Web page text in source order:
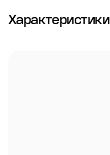
Характеристики